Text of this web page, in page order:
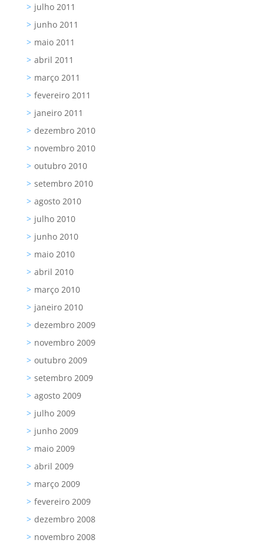
julho 2011
junho 2011
maio 2011
abril 2011
março 2011
fevereiro 2011
janeiro 2011
dezembro 2010
novembro 2010
outubro 2010
setembro 2010
agosto 2010
julho 2010
junho 2010
maio 2010
abril 2010
março 2010
janeiro 2010
dezembro 2009
novembro 2009
outubro 2009
setembro 2009
agosto 2009
julho 2009
junho 2009
maio 2009
abril 2009
março 2009
fevereiro 2009
dezembro 2008
novembro 2008